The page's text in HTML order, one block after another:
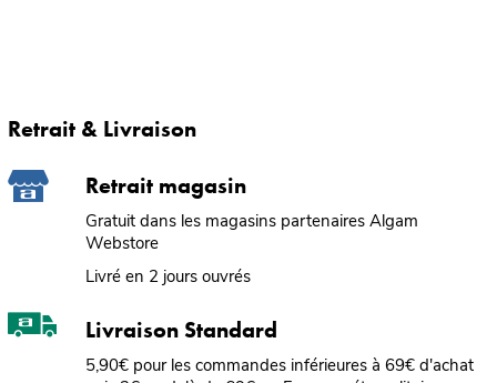
Retrait & Livraison
Retrait magasin
Gratuit dans les magasins partenaires Algam
Webstore
Livré en 2 jours ouvrés
Livraison Standard
5,90€ pour les commandes inférieures à 69€ d'achat